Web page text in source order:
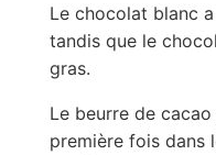
Le chocolat blanc
tandis que le
gras.
Le beurre de
première fois dans